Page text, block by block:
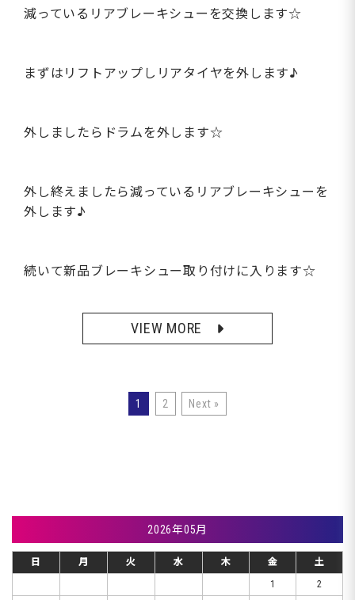
減っているリアブレーキシューを交換します☆
まずはリフトアップしリアタイヤを外します♪
外しましたらドラムを外します☆
外し終えましたら減っているリアブレーキシューを
外します♪
続いて新品ブレーキシュー取り付けに入ります☆
VIEW MORE
1 2 Next »
2026年05月
日 月 火 水 木 金
土
1
2